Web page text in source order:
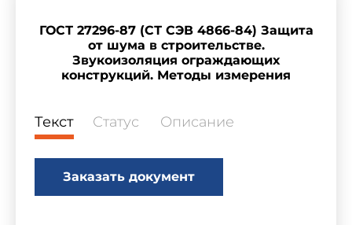
ГОСТ 27296-87 (СТ СЭВ 4866-84) Защита
от шума в строительстве.
Звукоизоляция ограждающих
конструкций. Методы измерения
Текст Статус Описание
Заказать документ